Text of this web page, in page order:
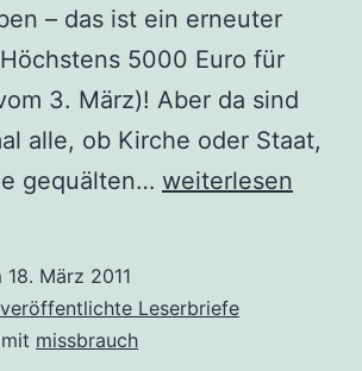
– das ist ein erneuter
5000 Euro für
3. März)! Aber da sind
alle, ob Kirche oder Staat,
gequälten… Missbrauchsopfer
Geld
weiterlesen
18. März 2011
veröffentlichte Leserbriefe
missbrauch